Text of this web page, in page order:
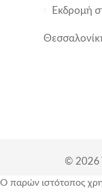
Εκδρομή
© 2026
Ο παρών ιστότοπος